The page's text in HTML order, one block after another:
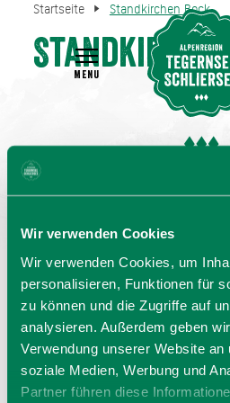
Wir verwenden Cookies
Wir verwenden Cookies, um
personalisieren, Funktionen für
zu können und die Zugriffe auf
analysieren. Außerdem geben
Verwendung unserer Website
soziale Medien, Werbung und
Partner führen diese
Startseite Standkirchen Bock
MENU